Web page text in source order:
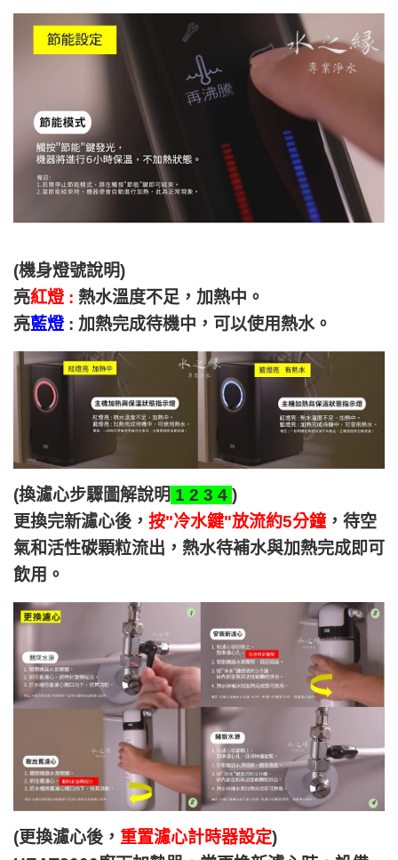
(機身燈號說明)
亮紅燈 : 熱水溫度不足，加熱中。
亮藍燈: 加熱完成待機中，可以使用熱水。
(換濾心步驟圖解說明 1 2 3 4 )
更換完新濾心後， 按"冷水鍵"放流約5分鐘，待空
氣和活性碳顆粒流出，熱水待補水與加熱完成即可
飲用。
(更換濾心後， 重置濾心計時器設定)